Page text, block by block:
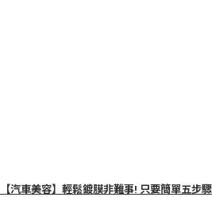
【汽車美容】輕鬆鍍膜非難事! 只要簡單五步